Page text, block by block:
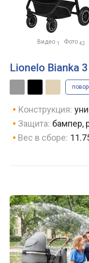
Видео 1 Фото 42
Lionelo Bianka 3
Конструкция:
Защита: бампер,
Вес в сборе: